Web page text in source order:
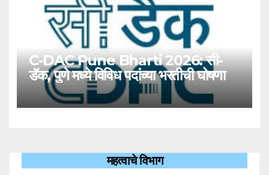
C-DAC Pune Bharti 2026: सी-
डॅक, पुणे मध्ये विविध पदांच्या भरतीची घोषणा
महत्वाचे विभाग